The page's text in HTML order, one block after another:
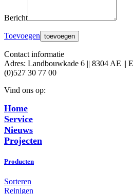
Bericht
Toevoegen
Contact informatie
Adres: Landbouwkade 6 || 8304 AE ||
(0)527 30 77 00
Vind ons op:
Facebook
page
opens
in
new
X
page
opens
in
new
YouTube
page
opens
in
new
Linkedin
page
opens
in
new
Home
Service
Nieuws
Projecten
Producten
Sorteren
Reinigen